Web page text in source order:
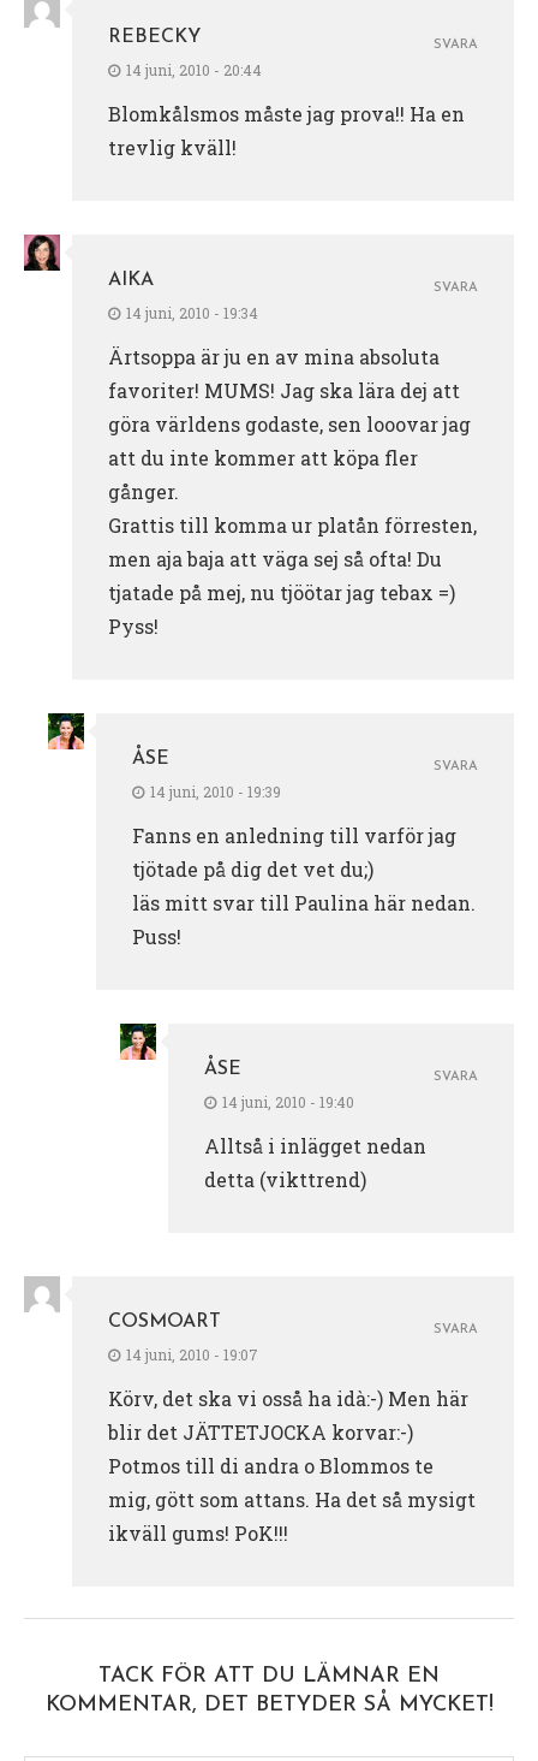
REBECKY
14 juni, 2010 - 20:44
Blomkålsmos måste jag prova!! Ha en
trevlig kväll!
SVARA
AIKA
14 juni, 2010 - 19:34
Ärtsoppa är ju en av mina absoluta
favoriter! MUMS! Jag ska lära dej att
göra världens godaste, sen looovar jag
att du inte kommer att köpa fler
gånger.
Grattis till komma ur platån förresten,
men aja baja att väga sej så ofta! Du
tjatade på mej, nu tjöötar jag tebax =)
Pyss!
SVARA
ÅSE
14 juni, 2010 - 19:39
Fanns en anledning till varför jag
tjötade på dig det vet du;)
läs mitt svar till Paulina här nedan.
Puss!
SVARA
ÅSE
14 juni, 2010 - 19:40
Alltså i inlägget nedan
detta (vikttrend)
SVARA
COSMOART
14 juni, 2010 - 19:07
Körv, det ska vi osså ha idà:-) Men här
blir det JÄTTETJOCKA korvar:-)
Potmos till di andra o Blommos te
mig, gött som attans. Ha det så mysigt
ikväll gums! PoK!!!
SVARA
TACK FÖR ATT DU LÄMNAR EN
KOMMENTAR, DET BETYDER SÅ MYCKET!